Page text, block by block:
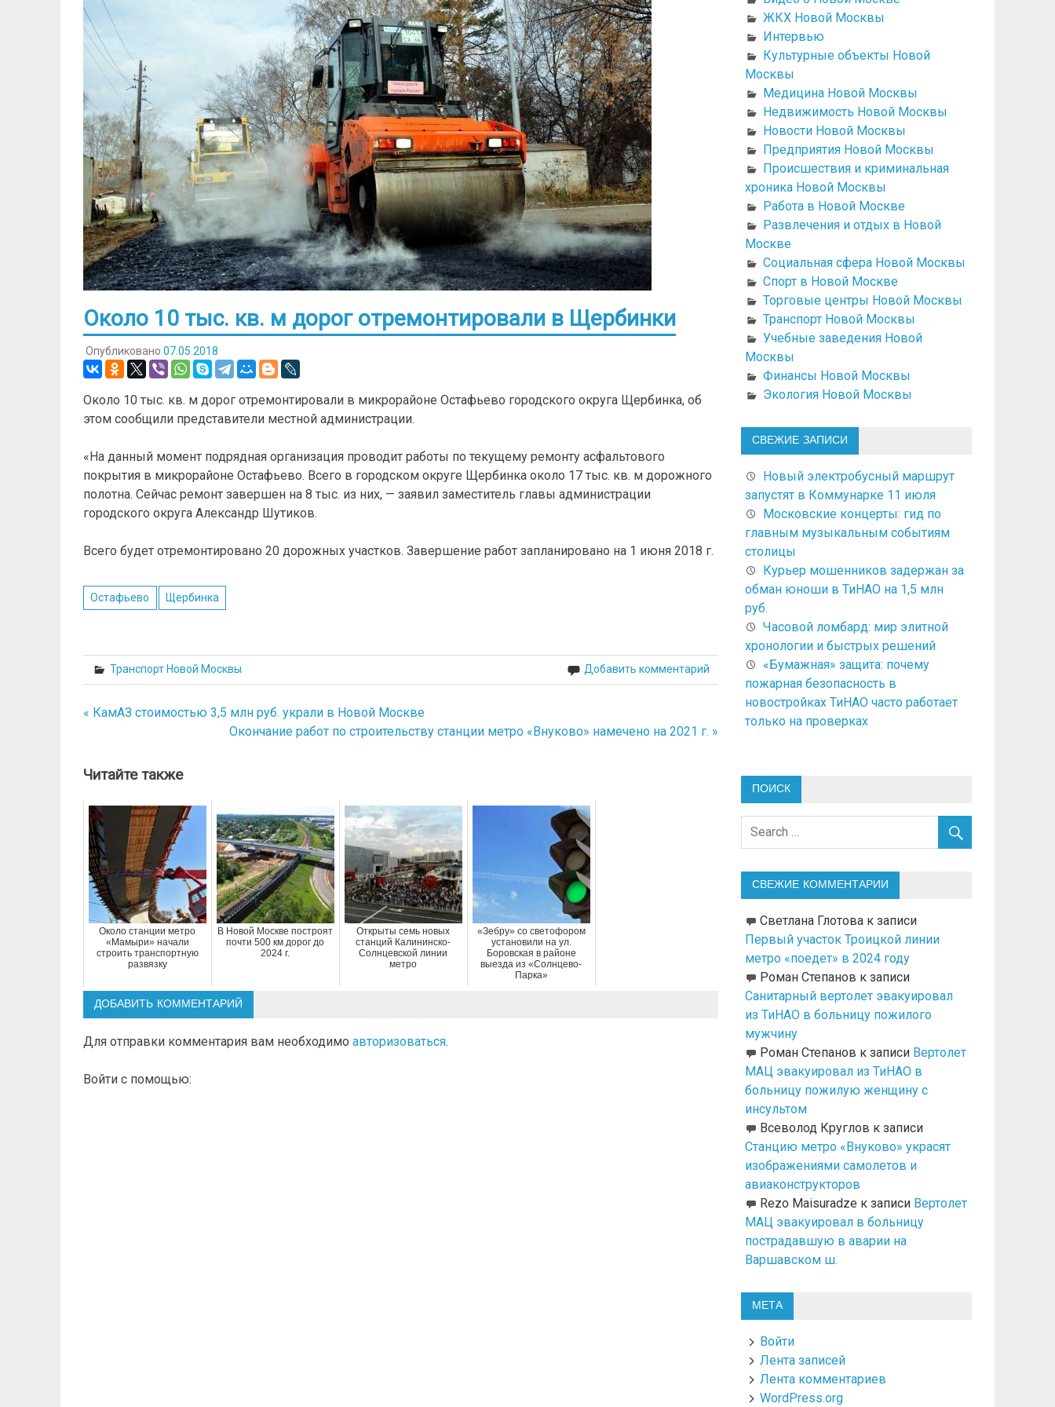
Около 10 тыс. кв. м дорог отремонтировали в Щербинки
Опубликовано 07.05.2018
Около 10 тыс. кв. м дорог отремонтировали в микрорайоне Остафьево городского округа Щербинка, об
этом сообщили представители местной администрации.
«На данный момент подрядная организация проводит работы по текущему ремонту асфальтового
покрытия в микрорайоне Остафьево. Всего в городском округе Щербинка около 17 тыс. кв. м дорожного
полотна. Сейчас ремонт завершен на 8 тыс. из них, — заявил заместитель главы администрации
городского округа Александр Шутиков.
Всего будет отремонтировано 20 дорожных участков. Завершение работ запланировано на 1 июня 2018 г.
Остафьево Щербинка
Транспорт Новой Москвы Добавить комментарий
Навигация
записям
« КамАЗ стоимостью 3,5 млн руб. украли в Новой Москве
Окончание работ по строительству станции метро «Внуково» намечено на 2021 г. »
Читайте также
Около станции метро
«Мамыри» начали
строить транспортную
развязку
В Новой Москве построят
почти 500 км дорог до
2024 г.
Открыты семь новых
станций Калининско-
Солнцевской линии
метро
«Зебру» со светофором
установили на ул.
Боровская в районе
выезда из «Солнцево-
Парка»
ДОБАВИТЬ КОММЕНТАРИЙ
Для отправки комментария вам необходимо авторизоваться.
Войти с помощью:
ЖКХ Новой Москвы
Интервью
Культурные объекты Новой
Москвы
Медицина Новой Москвы
Недвижимость Новой Москвы
Новости Новой Москвы
Предприятия Новой Москвы
Происшествия и криминальная
хроника Новой Москвы
Работа в Новой Москве
Развлечения и отдых в Новой
Москве
Социальная сфера Новой Москвы
Спорт в Новой Москве
Торговые центры Новой Москвы
Транспорт Новой Москвы
Учебные заведения Новой
Москвы
Финансы Новой Москвы
Экология Новой Москвы
СВЕЖИЕ ЗАПИСИ
Новый электробусный маршрут
запустят в Коммунарке 11 июля
Московские концерты: гид по
главным музыкальным событиям
столицы
Курьер мошенников задержан за
обман юноши в ТиНАО на 1,5 млн
руб.
Часовой ломбард: мир элитной
хронологии и быстрых решений
«Бумажная» защита: почему
пожарная безопасность в
новостройках ТиНАО часто работает
только на проверках
ПОИСК
СВЕЖИЕ КОММЕНТАРИИ
Светлана Глотовак записи
Первый участок Троицкой линии
метро «поедет» в 2024 году
Роман Степанов к записи
Санитарный вертолет эвакуировал
из ТиНАО в больницу пожилого
мужчину
Роман Степанов к записи Вертолет
МАЦ эвакуировал из ТиНАО в
больницу пожилую женщину с
инсультом
Всеволод Круглов к записи
Станцию метро «Внуково» украсят
изображениями самолетов и
авиаконструкторов
Rezo Maisuradze к записи Вертолет
МАЦ эвакуировал в больницу
пострадавшую в аварии на
Варшавском ш.
МЕТА
Войти
Лента записей
Лента комментариев
WordPress.org